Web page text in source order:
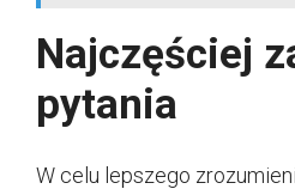
Najczęściej
pytania
W celu lepszego